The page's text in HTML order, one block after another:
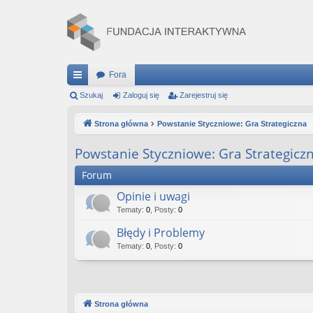
ię
…
Fora
Szukaj Zaloguj się Zarejestruj się
Strona główna Powstanie Styczniowe: Gra Strategiczna
Powstanie Styczniowe: Gra
Forum
Opinie i uwagi
Tematy: 0 Posty: 0
Błędy i Problemy
Tematy: 0 Posty: 0
Strona główna